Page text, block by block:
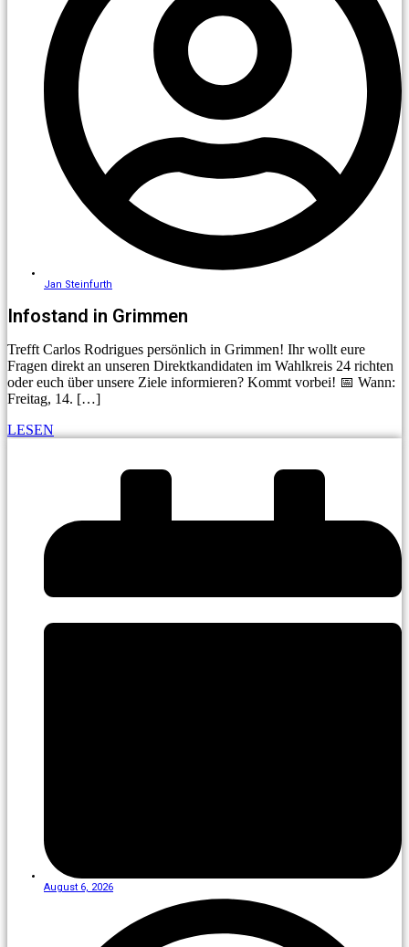
Jan Steinfurth
Infostand in Grimmen
Trefft Carlos Rodrigues persönlich in Grimmen! Ihr wollt eure
Fragen direkt an unseren Direktkandidaten im Wahlkreis 24 richten
oder euch über unsere Ziele informieren? Kommt vorbei! 📅 Wann:
Freitag, 14. […]
LESEN
August 6, 2026